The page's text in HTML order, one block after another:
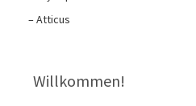
– Atticus
Willkommen!